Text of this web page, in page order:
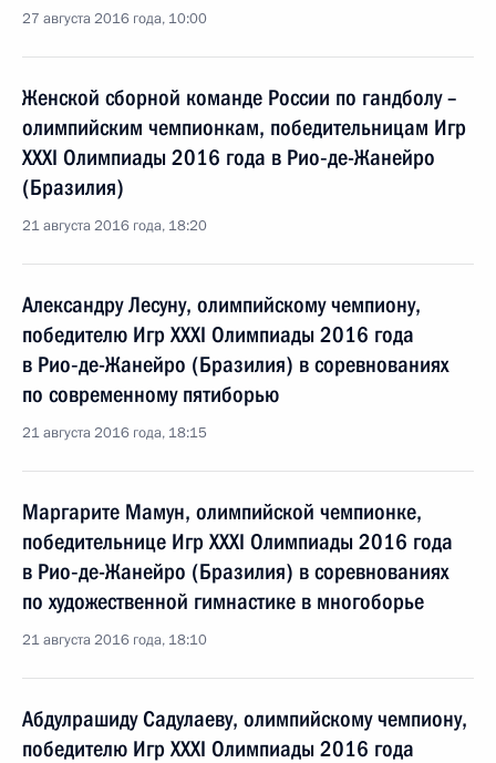
27 августа 2016 года, 10:00
Женской сборной команде России по гандболу –
олимпийским чемпионкам, победительницам Игр
XXXI Олимпиады 2016 года в Рио‑де-Жанейро
(Бразилия)
21 августа 2016 года, 18:20
Александру Лесуну, олимпийскому чемпиону,
победителю Игр XXXI Олимпиады 2016 года
в Рио‑де-Жанейро (Бразилия) в соревнованиях
по современному пятиборью
21 августа 2016 года, 18:15
Маргарите Мамун, олимпийской чемпионке,
победительнице Игр XXXI Олимпиады 2016 года
в Рио‑де-Жанейро (Бразилия) в соревнованиях
по художественной гимнастике в многоборье
21 августа 2016 года, 18:10
Абдулрашиду Садулаеву, олимпийскому чемпиону,
победителю Игр XXXI Олимпиады 2016 года